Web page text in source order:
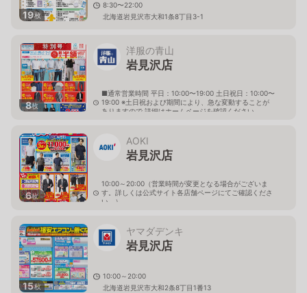
19枚
8:30〜22:00
北海道岩見沢市大和1条8丁目3-1
8枚
洋服の青山
岩見沢店
■通常営業時間 平日：10:00〜19:00 土日祝日：10:00〜
19:00 ※土日祝および期間により、急な変動することが
ありますので 詳細はホームページを確認ください
6枚
AOKI
岩見沢店
10:00～20:00（営業時間が変更となる場合がございま
す。詳しくは公式サイト各店舗ページにてご確認くださ
い。）
15枚
ヤマダデンキ
岩見沢店
10:00～20:00
北海道岩見沢市大和2条8丁目1番13